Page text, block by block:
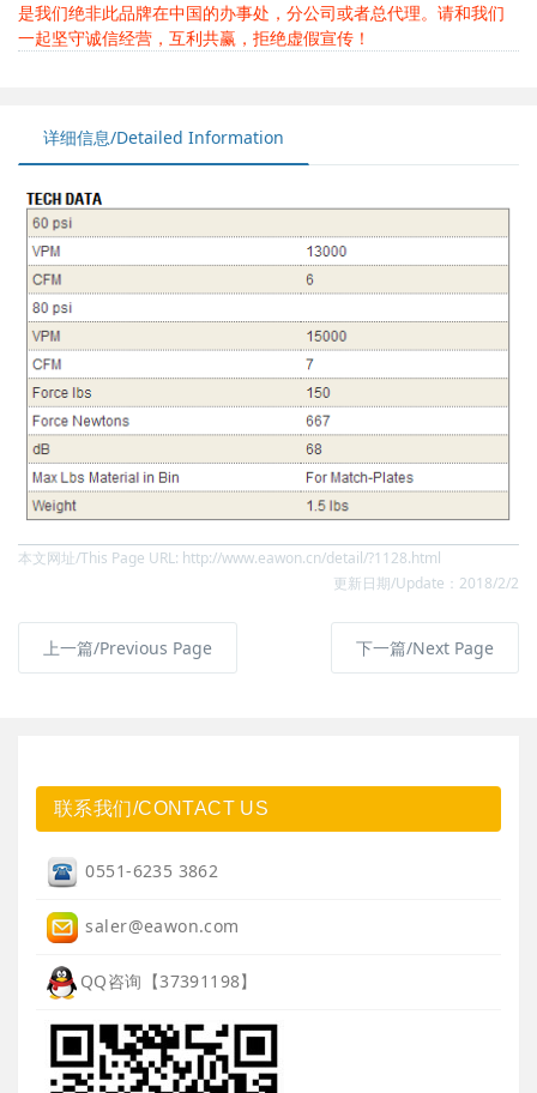
是我们绝非此品牌在中国的办事处，分公司或者总代理。请和我们
一起坚守诚信经营，互利共赢，拒绝虚假宣传！
详细信息/Detailed Information
本文网址/This Page URL: http://www.eawon.cn/detail/?1128.html
更新日期/Update：2018/2/2
上一篇/Previous Page 下一篇/Next Page
联系我们/CONTACT US
0551-6235 3862
saler@eawon.com
QQ咨询【37391198】